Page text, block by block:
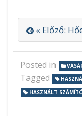
« Előző:
Posted in
Tagged
HASZNÁLT